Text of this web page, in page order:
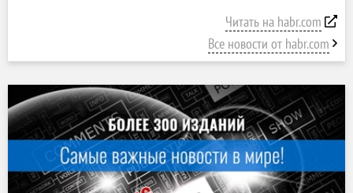
Читать на habr.com
Все новости от habr.com